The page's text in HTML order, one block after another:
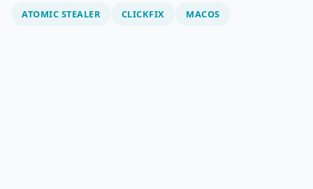
ATOMIC STEALER CLICKFIX MACOS